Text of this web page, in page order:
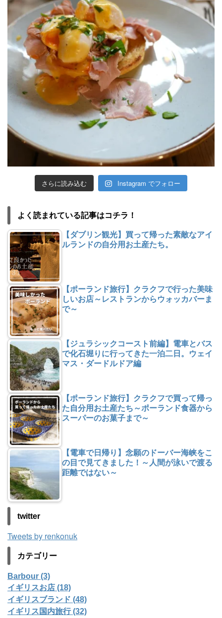
さらに読み込む Instagram でフォロー
よく読まれている記事はコチラ！
【ダブリン観光】買って帰った素敵なアイ
ルランドの自分用お土産たち。
【ポーランド旅行】クラクフで行った美味
しいお店～レストランからウォッカバーま
で～
【ジュラシックコースト前編】電車とバス
で化石堀りに行ってきた一泊二日。ウェイ
マス・ダードルドア編
【ポーランド旅行】クラクフで買って帰っ
た自分用お土産たち～ポーランド食器から
スーパーのお菓子まで～
【電車で日帰り】念願のドーバー海峡をこ
の目で見てきました！～人間が泳いで渡る
距離ではない～
twitter
Tweets by renkonuk
カテゴリー
Barbour (3)
イギリスお店 (18)
イギリスブランド (48)
イギリス国内旅行 (32)